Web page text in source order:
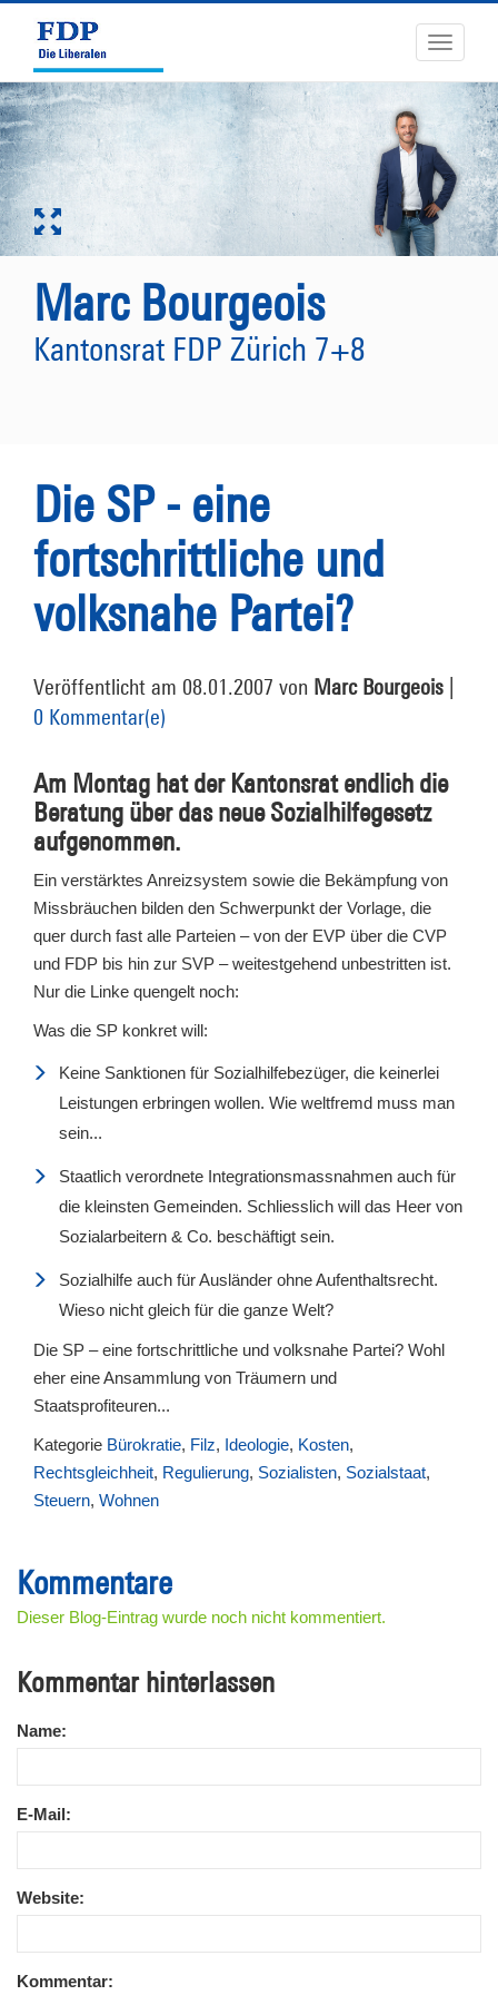
Toggle
Marc Bourgeois
Kantonsrat FDP Zürich 7+8
Die SP - eine
fortschrittliche und
volksnahe Partei?
Veröffentlicht am 08.01.2007 von Marc Bourgeois
0 Kommentar(e)
Am Montag hat der Kantonsrat endlich die
Beratung über das neue Sozialhilfegesetz
aufgenommen.
Ein verstärktes Anreizsystem sowie die Bekämpfung von
Missbräuchen bilden den Schwerpunkt der Vorlage, die
quer durch fast alle Parteien – von der EVP über die CVP
und FDP bis hin zur SVP – weitestgehend unbestritten ist.
Nur die Linke quengelt noch:
Was die SP konkret will:
Keine Sanktionen für Sozialhilfebezüger, die keinerlei
Leistungen erbringen wollen. Wie weltfremd muss man
sein...
Staatlich verordnete Integrationsmassnahmen auch für
die kleinsten Gemeinden. Schliesslich will das Heer von
Sozialarbeitern & Co. beschäftigt sein.
Sozialhilfe auch für Ausländer ohne Aufenthaltsrecht.
Wieso nicht gleich für die ganze Welt?
Die SP – eine fortschrittliche und volksnahe Partei? Wohl
eher eine Ansammlung von Träumern und
Staatsprofiteuren...
Kategorie Bürokratie, Filz, Ideologie, Kosten,
Rechtsgleichheit, Regulierung, Sozialisten, Sozialstaat,
Steuern, Wohnen
Kommentare
Dieser Blog-Eintrag wurde noch nicht kommentiert.
Kommentar hinterlassen
Name:
E-Mail:
Website:
Kommentar: